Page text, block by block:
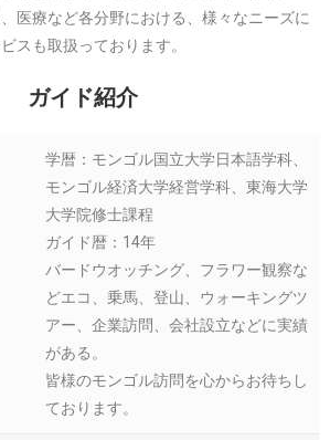
医療など各分野における、様々なニーズに
スも取扱っております。
ガイド紹介
学暦：モンゴル国立大学日本語学科、
モンゴル経済大学経営学科、東海大学
大学院修士課程
ガイド暦：14年
バードウオッチング、フラワー観察な
どエコ、乗馬、登山、ウォーキングツ
アー、企業訪問、会社設立などに実績
がある。
皆様のモンゴル訪問を心からお待ちし
ております。